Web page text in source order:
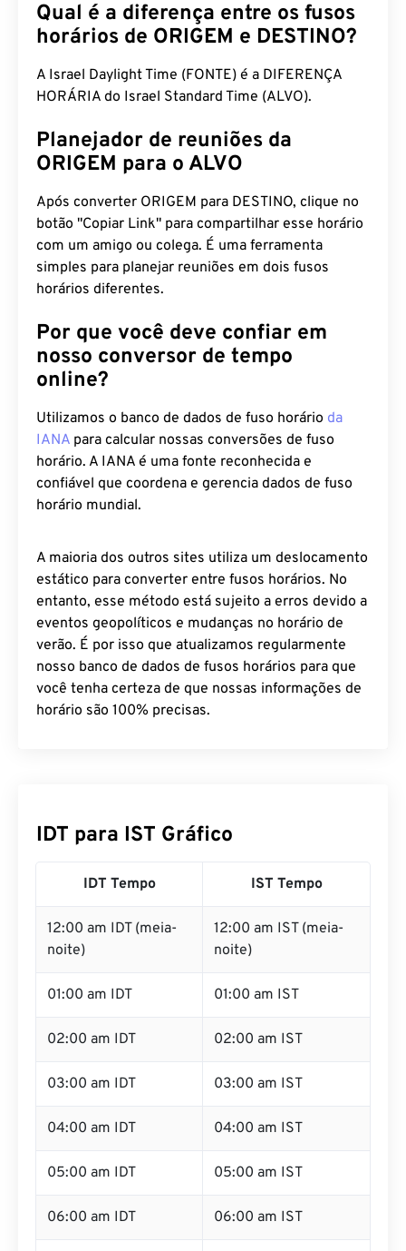
Qual é a diferença entre os fusos
horários de ORIGEM e DESTINO?
A Israel Daylight Time (FONTE) é a DIFERENÇA
HORÁRIA do Israel Standard Time (ALVO).
Planejador de reuniões da
ORIGEM para o ALVO
Após converter ORIGEM para DESTINO, clique no
botão "Copiar Link" para compartilhar esse horário
com um amigo ou colega. É uma ferramenta
simples para planejar reuniões em dois fusos
horários diferentes.
Por que você deve confiar em
nosso conversor de tempo
online?
Utilizamos o banco de dados de fuso horário da
IANA para calcular nossas conversões de fuso
horário. A IANA é uma fonte reconhecida e
confiável que coordena e gerencia dados de fuso
horário mundial.
A maioria dos outros sites utiliza um deslocamento
estático para converter entre fusos horários. No
entanto, esse método está sujeito a erros devido a
eventos geopolíticos e mudanças no horário de
verão. É por isso que atualizamos regularmente
nosso banco de dados de fusos horários para que
você tenha certeza de que nossas informações de
horário são 100% precisas.
IDT para IST Gráfico
IDT Tempo IST Tempo
12:00 am IDT (meia-
noite)
12:00 am IST (meia-
noite)
01:00 am IDT 01:00 am IST
02:00 am IDT 02:00 am IST
03:00 am IDT 03:00 am IST
04:00 am IDT 04:00 am IST
05:00 am IDT 05:00 am IST
06:00 am IDT 06:00 am IST